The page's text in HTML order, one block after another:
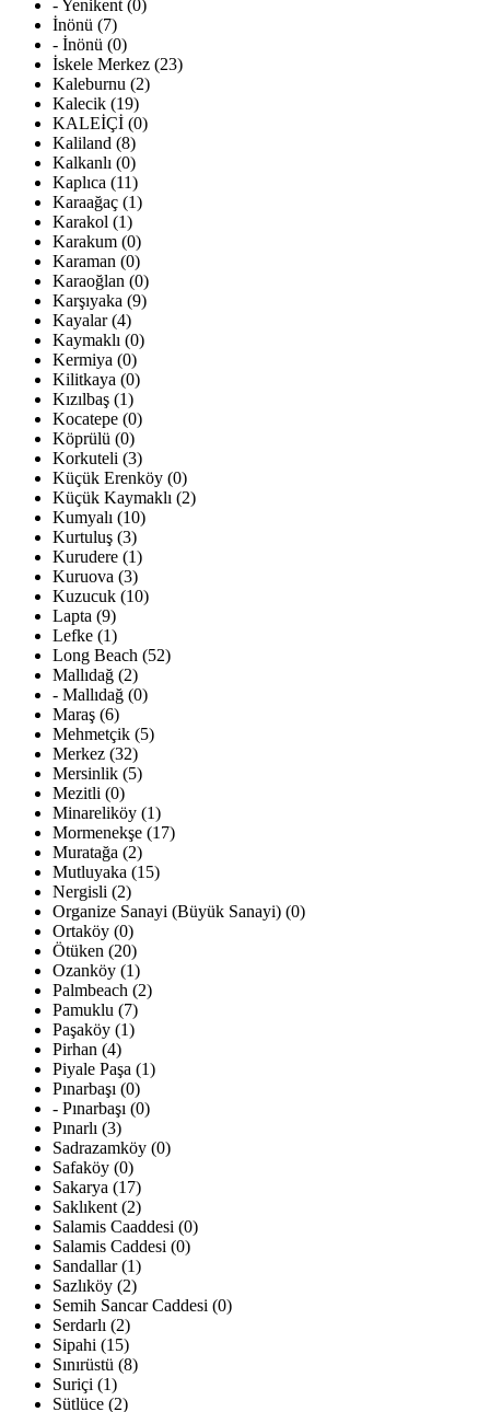
- Yenikent (0)
İnönü (7)
- İnönü (0)
İskele Merkez (23)
Kaleburnu (2)
Kalecik (19)
KALEİÇİ (0)
Kaliland (8)
Kalkanlı (0)
Kaplıca (11)
Karaağaç (1)
Karakol (1)
Karakum (0)
Karaman (0)
Karaoğlan (0)
Karşıyaka (9)
Kayalar (4)
Kaymaklı (0)
Kermiya (0)
Kilitkaya (0)
Kızılbaş (1)
Kocatepe (0)
Köprülü (0)
Korkuteli (3)
Küçük Erenköy (0)
Küçük Kaymaklı (2)
Kumyalı (10)
Kurtuluş (3)
Kurudere (1)
Kuruova (3)
Kuzucuk (10)
Lapta (9)
Lefke (1)
Long Beach (52)
Mallıdağ (2)
- Mallıdağ (0)
Maraş (6)
Mehmetçik (5)
Merkez (32)
Mersinlik (5)
Mezitli (0)
Minareliköy (1)
Mormenekşe (17)
Muratağa (2)
Mutluyaka (15)
Nergisli (2)
Organize Sanayi (Büyük Sanayi) (0)
Ortaköy (0)
Ötüken (20)
Ozanköy (1)
Palmbeach (2)
Pamuklu (7)
Paşaköy (1)
Pirhan (4)
Piyale Paşa (1)
Pınarbaşı (0)
- Pınarbaşı (0)
Pınarlı (3)
Sadrazamköy (0)
Safaköy (0)
Sakarya (17)
Saklıkent (2)
Salamis Caaddesi (0)
Salamis Caddesi (0)
Sandallar (1)
Sazlıköy (2)
Semih Sancar Caddesi (0)
Serdarlı (2)
Sipahi (15)
Sınırüstü (8)
Suriçi (1)
Sütlüce (2)